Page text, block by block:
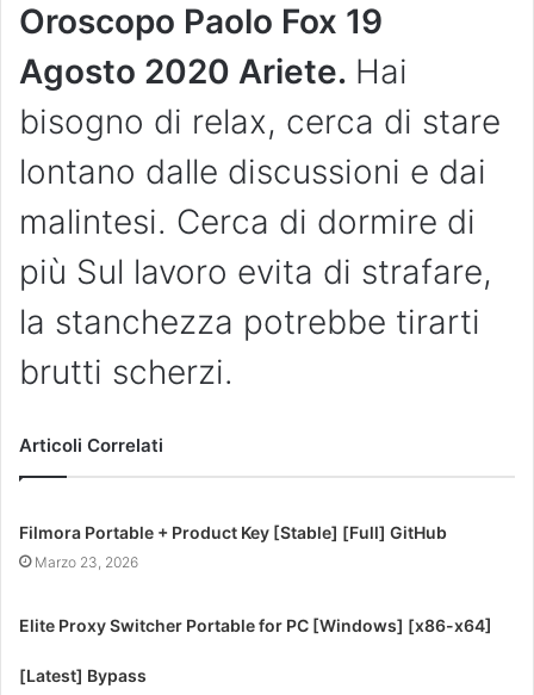
Oroscopo Paolo Fox 19
Agosto 2020 Ariete. Hai
bisogno di relax, cerca di stare
lontano dalle discussioni e dai
malintesi. Cerca di dormire di
più Sul lavoro evita di strafare,
la stanchezza potrebbe tirarti
brutti scherzi.
Articoli Correlati
Filmora Portable + Product Key [Stable] [Full] GitHub
Marzo 23, 2026
Elite Proxy Switcher Portable for PC [Windows] [x86-x64]
[Latest] Bypass